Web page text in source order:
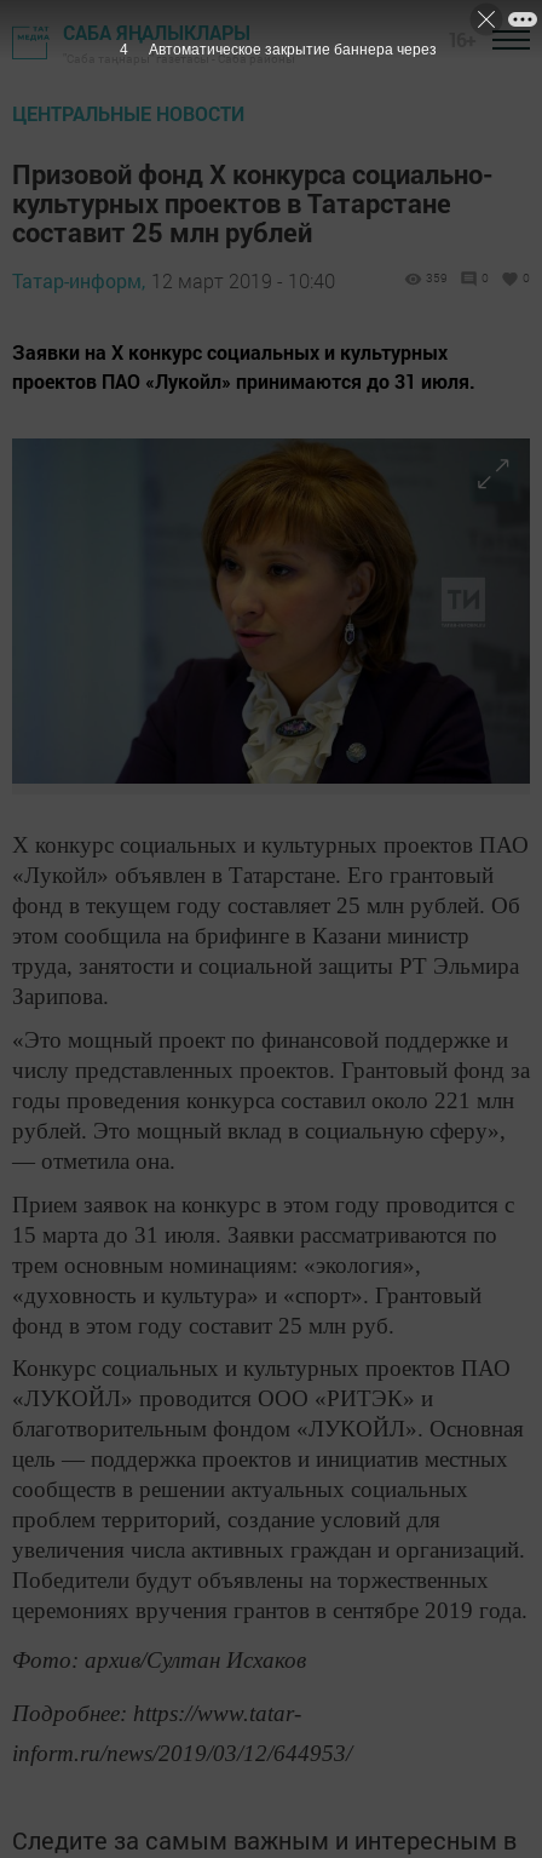
САБА ЯҢАЛЫКЛАРЫ
"Саба таңнары" газетасы - Саба районы
ЦЕНТРАЛЬНЫЕ НОВОСТИ
Призовой фонд X конкурса социально-
культурных проектов в Татарстане
составит 25 млн рублей
Татар-информ, 12 март 2019 - 10:40 359 0 0
Заявки на X конкурс социальных и культурных
проектов ПАО «Лукойл» принимаются до 31 июля.
X конкурс социальных и культурных проектов ПАО
«Лукойл» объявлен в Татарстане. Его грантовый
фонд в текущем году составляет 25 млн рублей. Об
этом сообщила на брифинге в Казани министр
труда, занятости и социальной защиты РТ Эльмира
Зарипова.
«Это мощный проект по финансовой поддержке и
числу представленных проектов. Грантовый фонд за
годы проведения конкурса составил около 221 млн
рублей. Это мощный вклад в социальную сферу»,
— отметила она.
Прием заявок на конкурс в этом году проводится с
15 марта до 31 июля. Заявки рассматриваются по
трем основным номинациям: «экология»,
«духовность и культура» и «спорт». Грантовый
фонд в этом году составит 25 млн руб.
Конкурс социальных и культурных проектов ПАО
«ЛУКОЙЛ» проводится ООО «РИТЭК» и
благотворительным фондом «ЛУКОЙЛ». Основная
цель — поддержка проектов и инициатив местных
сообществ в решении актуальных социальных
проблем территорий, создание условий для
увеличения числа активных граждан и организаций.
Победители будут объявлены на торжественных
церемониях вручения грантов в сентябре 2019 года.
Фото: архив/Султан Исхаков
Подробнее: https://www.tatar-
inform.ru/news/2019/03/12/644953/
Следите за самым важным и интересным в
2 Автоматическое закрытие баннера через